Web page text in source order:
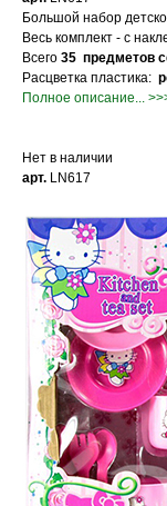
Большой набор
Весь комплект - с
Всего 35 предметов
Расцветка пластика:
Полное описание...
Нет в наличии
арт. LN617